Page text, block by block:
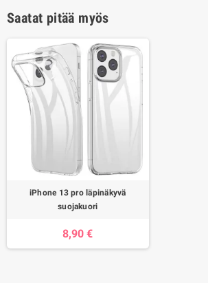
Saatat pitää myös
iPhone 13 pro läpinäkyvä
suojakuori
8,90 €